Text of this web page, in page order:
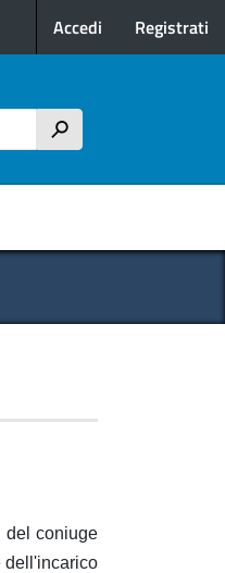
Menu profilo
Accedi Registrati
h
del coniuge
dell'incarico